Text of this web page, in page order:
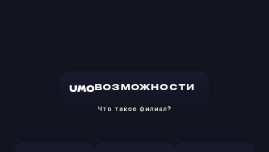
ВОЗМОЖНОСТИ
Что такое филиал?